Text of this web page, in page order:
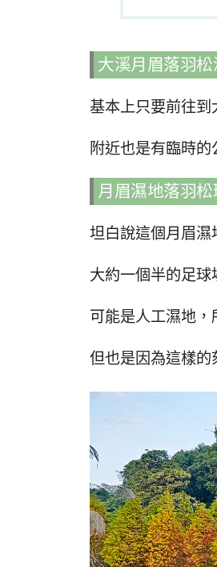
大溪月眉落羽松
基本上只要前往到
附近也是有臨時
月眉濕地落羽
坦白說這個月眉濕
大約一個半的足球
可能是人工濕地
但也是因為這樣的